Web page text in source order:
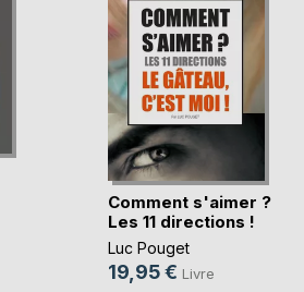
Comment s'aimer ?
Les 11 directions !
Luc Pouget
19,95 € Livre